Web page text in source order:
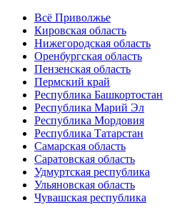
Всё Приволжье
Кировская область
Нижегородская область
Оренбургская область
Пензенская область
Пермский край
Республика Башкортостан
Республика Марий Эл
Республика Мордовия
Республика Татарстан
Самарская область
Саратовская область
Удмуртская республика
Ульяновская область
Чувашская республика